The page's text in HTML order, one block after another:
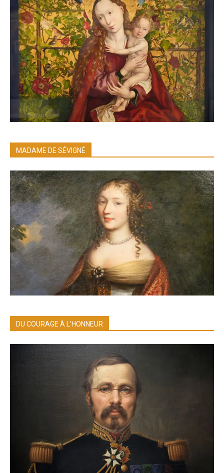
MADAME DE SÉVIGNÉ
DU COURAGE À L’HONNEUR